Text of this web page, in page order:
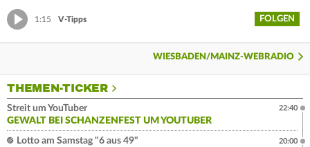
1:15 V-Tipps FOLGEN
WIESBADEN/MAINZ-WEBRADIO
THEMEN-TICKER
Streit um YouTuber
GEWALT BEI SCHANZENFEST UM YOUTUBER
22:40
Lotto am Samstag "6 aus 49"
20:00